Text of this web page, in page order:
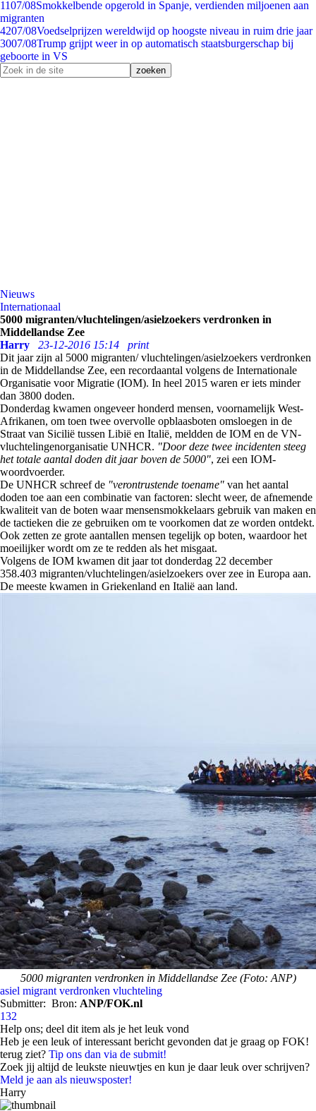
1107/08Smokkelbende opgerold in Spanje, verdienden miljoenen aan
migranten
4207/08Voedselprijzen wereldwijd op hoogste niveau in ruim drie jaar
3007/08Trump grijpt weer in op automatisch staatsburgerschap bij
geboorte in VS
Nieuws
Internationaal
5000 migranten/vluchtelingen/asielzoekers verdronken in
Middellandse Zee
Harry
23-12-2016 15:14
print
Dit jaar zijn al 5000 migranten/ vluchtelingen/asielzoekers verdronken
in de Middellandse Zee, een recordaantal volgens de Internationale
Organisatie voor Migratie (IOM). In heel 2015 waren er iets minder
dan 3800 doden.
Donderdag kwamen ongeveer honderd mensen, voornamelijk West-
Afrikanen, om toen twee overvolle opblaasboten omsloegen in de
Straat van Sicilië tussen Libië en Italië, meldden de IOM en de VN-
vluchtelingenorganisatie UNHCR. "Door deze twee incidenten steeg
het totale aantal doden dit jaar boven de 5000", zei een IOM-
woordvoerder.
De UNHCR schreef de "verontrustende toename" van het aantal
doden toe aan een combinatie van factoren: slecht weer, de afnemende
kwaliteit van de boten waar mensensmokkelaars gebruik van maken en
de tactieken die ze gebruiken om te voorkomen dat ze worden ontdekt.
Ook zetten ze grote aantallen mensen tegelijk op boten, waardoor het
moeilijker wordt om ze te redden als het misgaat.
Volgens de IOM kwamen dit jaar tot donderdag 22 december
358.403 migranten/vluchtelingen/asielzoekers over zee in Europa aan.
De meeste kwamen in Griekenland en Italië aan land.
5000 migranten verdronken in Middellandse Zee (Foto: ANP)
asiel migrant verdronken vluchteling
Submitter: Bron: ANP/FOK.nl
132
Help ons; deel dit item als je het leuk vond
Heb je een leuk of interessant bericht gevonden dat je graag op FOK!
terug ziet? Tip ons dan via de submit!
Zoek jij altijd de leukste nieuwtjes en kun je daar leuk over schrijven?
Meld je aan als nieuwsposter!
Harry